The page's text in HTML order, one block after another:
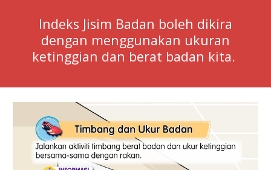
Indeks Jisim Badan boleh dikira
dengan menggunakan ukuran
ketinggian dan berat badan kita.